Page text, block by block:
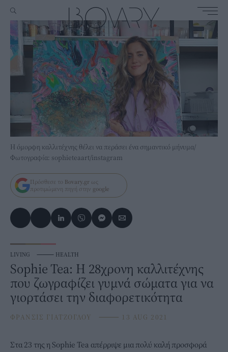
Η όμορφη καλλιτέχνης θέλει να περάσει ένα σημαντικό μήνυμα/
Φωτογραφία: sophieteaart/instagram
Πρόσθεσε το Bovary.gr ως
προτιμώμενη πηγή στην google
LIVING ⸻ HEALTH
Sophie Tea: Η 28χρονη καλλιτέχνης
που ζωγραφίζει γυμνά σώματα για να
γιορτάσει την διαφορετικότητα
ΦΡΑΝΣΙΣ ΓΙΑΤΖΟΓΛΟΥ ⸻ 13 AUG 2021
Στα 23 της η Sophie Tea απέρριψε μια πολύ καλή προσφορά